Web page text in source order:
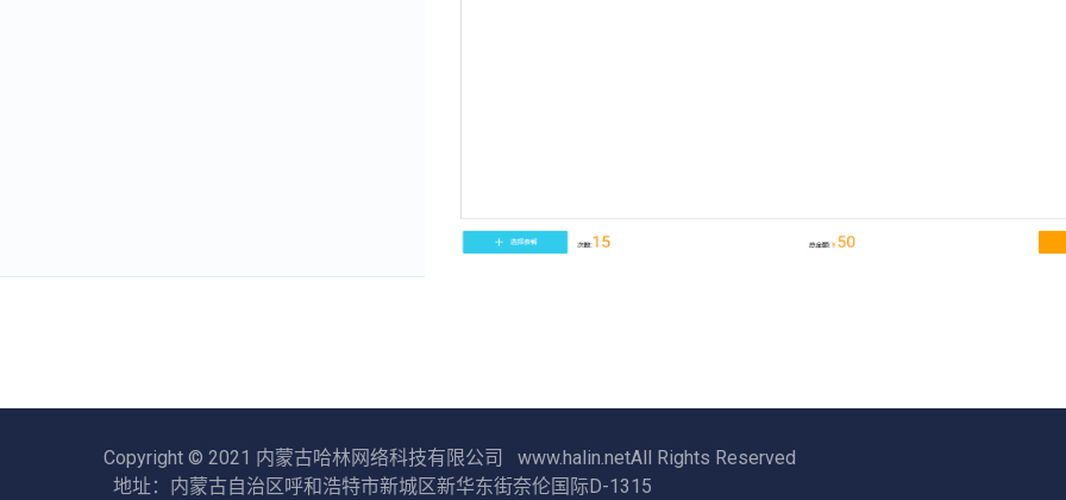
Copyright © 2021 内蒙古哈林网络科技有限公司 www.halin.netAll Rights Reserved
地址：内蒙古自治区呼和浩特市新城区新华东街奈伦国际D-1315